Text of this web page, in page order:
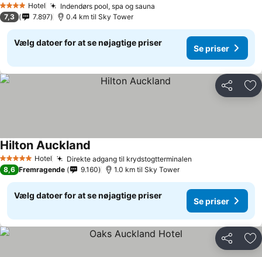
4 StjernerHotel Indendørs pool, spa og sauna
7,3 7.897 0.4 km til Sky Tower
Vælg datoer for at se nøjagtige priser
Se priser
Del
5 Stjerner Hotel Direkte adgang til krydstogtterminalen
Hilton Auckland
8,6 Fremragende 9.160 1.0 km til Sky Tower
Vælg datoer for at se nøjagtige priser
Se priser
Del